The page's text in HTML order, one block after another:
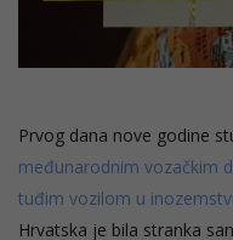
Prvog dana nove godine
međunarodnim vozačkim
tuđim vozilom u
Hrvatska je bila stranka